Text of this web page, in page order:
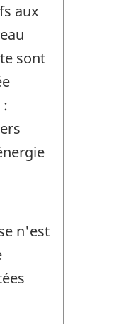
aux
sont
n'est